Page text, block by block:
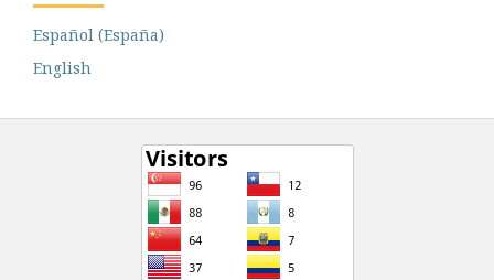
Español (España)
English